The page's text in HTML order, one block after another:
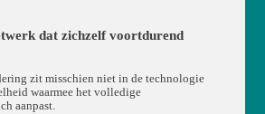
dat zichzelf voortdurend
zit misschien niet in de technologie
waarmee het volledige
aanpast.